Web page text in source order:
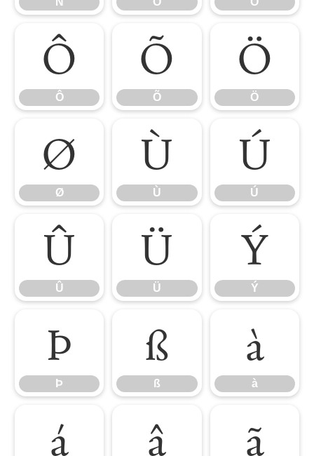
Ô
Ô
Õ
Õ
Ö
Ö
Ø
Ø
Ù
Ù
Ú
Ú
Û
Û
Ü
Ü
Ý
Ý
Þ
Þ
ß
ß
à
à
á â ã